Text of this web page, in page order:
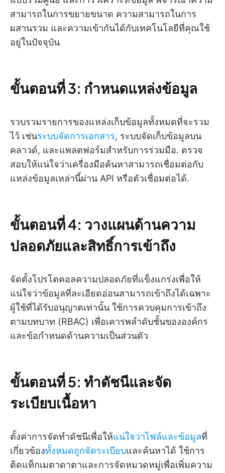
สามารถในการขยายขนาด ความสามารถในการ
ผสานรวม และความเข้ากันได้กับเทคโนโลยีที่คุณใช้
อยู่ในปัจจุบัน
ขั้นตอนที่ 3: กำหนดแหล่งข้อมูล
รวบรวมรายการของแหล่งเก็บข้อมูลทั้งหมดที่จะรวม
ไว้ เช่นระบบจัดการเอกสาร, ระบบจัดเก็บข้อมูลบน
คลาวด์, และแพลตฟอร์มสำหรับการร่วมมือ. ตรวจ
สอบให้แน่ใจว่าเครื่องมือค้นหาสามารถเชื่อมต่อกับ
แหล่งข้อมูลเหล่านี้ผ่าน API หรือตัวเชื่อมต่อได้.
ขั้นตอนที่ 4: วางแผนด้านความ
ปลอดภัยและสิทธิ์การเข้าถึง
จัดตั้งโปรโตคอลความปลอดภัยที่แข็งแกร่งเพื่อให้
แน่ใจว่าข้อมูลที่ละเอียดอ่อนสามารถเข้าถึงได้เฉพาะ
ผู้ใช้ที่ได้รับอนุญาตเท่านั้น ใช้การควบคุมการเข้าถึง
ตามบทบาท (RBAC) เพื่อเคารพลำดับชั้นขององค์กร
และข้อกำหนดด้านความเป็นส่วนตัว
ขั้นตอนที่ 5: ทำดัชนีและจัด
ระเบียบเนื้อหา
ตั้งค่าการจัดทำดัชนีเพื่อให้แน่ใจว่าไฟล์และข้อมูลที่
เกี่ยวข้องทั้งหมดถูกจัดระเบียบและค้นหาได้ ใช้การ
ติดแท็กเมตาดาตาและการจัดหมวดหมู่เพื่อเพิ่มความ